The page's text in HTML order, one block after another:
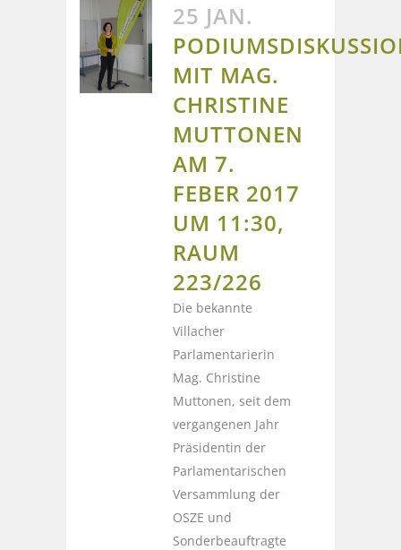
25 JAN.
MIT MAG.
CHRISTINE
MUTTONEN
AM 7.
FEBER 2017
UM 11:30,
RAUM
223/226
Die bekannte
Villacher
Parlamentarierin
Mag. Christine
Muttonen, seit dem
vergangenen Jahr
Präsidentin der
Parlamentarischen
Versammlung der
OSZE und
Sonderbeauftragte